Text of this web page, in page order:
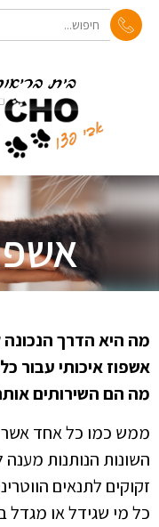
לתוכן Search
for:
Search Button
מה היא הדרך
אשפוז איכותי עבור
מה הם השירותים
ממש כמו כל אחד אשר
השונות הנותנות
זקוקים לתנאים
כל מי שגידל או מגדל